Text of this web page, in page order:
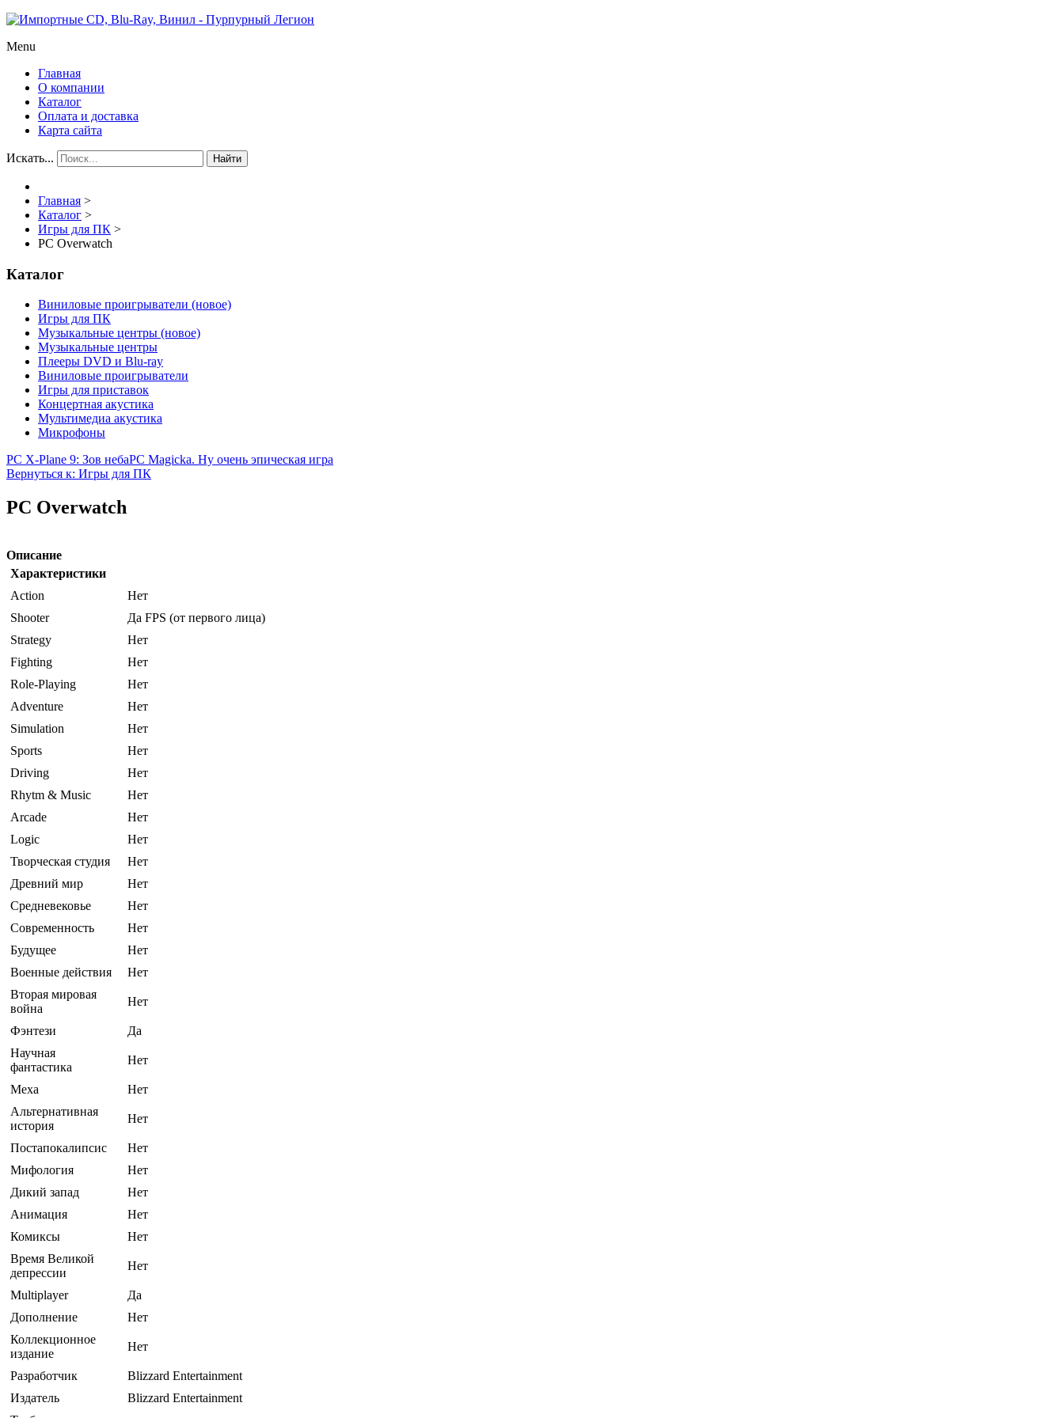
Menu
Главная
О компании
Каталог
Оплата и доставка
Карта сайта
Искать... Найти
Главная >
Каталог >
Игры для ПК >
PC Overwatch
Каталог
Виниловые проигрыватели (новое)
Игры для ПК
Музыкальные центры (новое)
Музыкальные центры
Плееры DVD и Blu-ray
Виниловые проигрыватели
Игры для приставок
Концертная акустика
Мультимедиа акустика
Микрофоны
PC X-Plane 9: Зов небаPC Magicka. Ну очень эпическая игра
Вернуться к: Игры для ПК
PC Overwatch
Описание
Характеристики
Action
Нет
Shooter
Да FPS (от первого лица)
Strategy
Нет
Fighting
Нет
Role-Playing
Нет
Adventure
Нет
Simulation
Нет
Sports
Нет
Driving
Нет
Rhytm & Music
Нет
Arcade
Нет
Logic
Нет
Творческая студия
Нет
Древний мир
Нет
Средневековье
Нет
Современность
Нет
Будущее
Нет
Военные действия
Нет
Вторая мировая
война
Нет
Фэнтези
Да
Научная
фантастика
Нет
Меха
Нет
Альтернативная
история
Нет
Постапокалипсис
Нет
Мифология
Нет
Дикий запад
Нет
Анимация
Нет
Комиксы
Нет
Время Великой
депрессии
Нет
Multiplayer
Да
Дополнение
Нет
Коллекционное
издание
Нет
Разработчик
Blizzard Entertainment
Издатель
Blizzard Entertainment